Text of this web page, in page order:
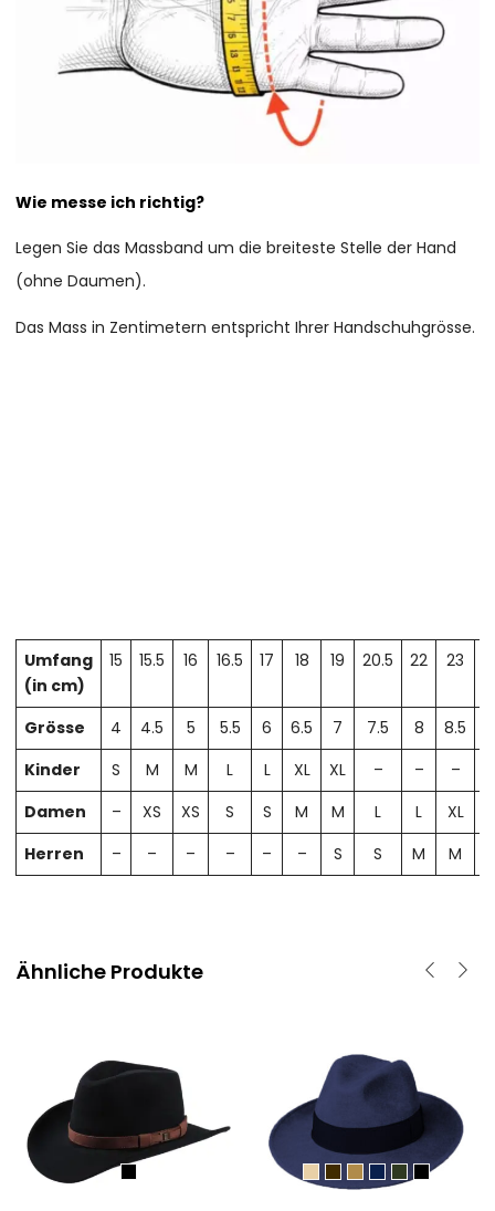
Wie messe ich richtig?
Legen Sie das Massband um die breiteste Stelle der Hand
(ohne Daumen).
Das Mass in Zentimetern entspricht Ihrer Handschuhgrösse.
Umfang
(in cm)
15 15.5 16 16.5 17 18 19 20.5 22 23
Grösse 4 4.5 5 5.5 6 6.5 7 7.5 8 8.5
Kinder
S M M L L XL XL – – –
Damen
– XS XS S S M M L L XL
Herren
– – – – – – S S M M
Ähnliche Produkte